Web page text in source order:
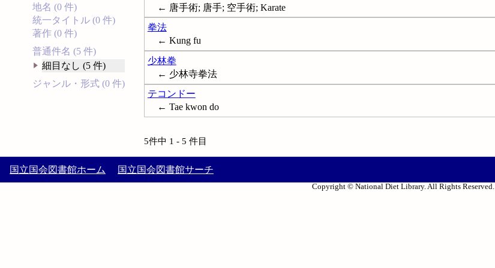
地名 (0 件)
統一タイトル (0 件)
著作 (0 件)
普通件名 (5 件)
細目なし (5 件)
ジャンル・形式 (0 件)
← 唐手術; 唐手; 空手術; Karate
拳法
← Kung fu
少林拳
← 少林寺拳法
テコンドー
← Tae kwon do
5件中 1 - 5 件目
国立国会図書館ホーム 国立国会図書館サーチ
Copyright © National Diet Library. All Rights Reserved.